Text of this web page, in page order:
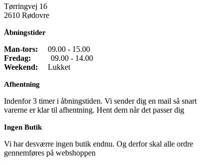
Tørringvej 16
2610 Rødovre
Åbningstider
Man-tors: 09.00 - 15.00
Fredag: 09.00 - 14.00
Weekend: Lukket
Afhentning
Indenfor 3 timer i åbningstiden. Vi sender dig en mail så snart
varerne er klar til afhentning. Hent dem når det passer dig
Ingen Butik
Vi har desværre ingen butik endnu. Og derfor skal alle ordre
gennemføres på webshoppen